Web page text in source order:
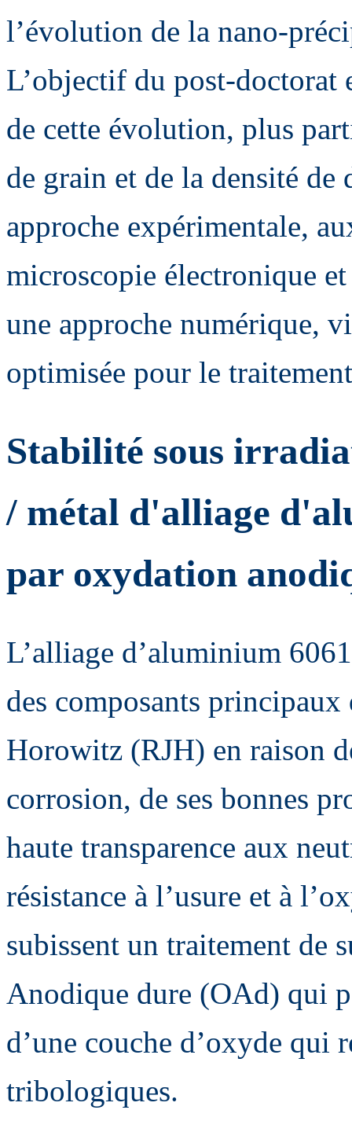
l’évolution de la nano-
L’objectif du post-doctorat
de cette évolution, plus
de grain et de la densité
approche expérimentale,
microscopie électronique
une approche numérique,
optimisée pour le
Stabilité sous
/ métal d'alliage
par oxydation
L’alliage d’aluminium
des composants
Horowitz (RJH) en raison
corrosion, de ses bonnes
haute transparence aux
résistance à l’usure et à
subissent un traitement de
Anodique dure (OAd) qui
d’une couche d’oxyde qui
tribologiques.